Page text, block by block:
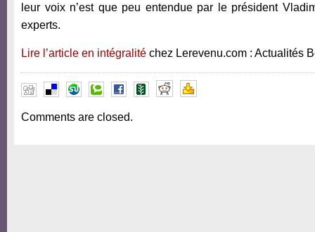
leur voix n’est que peu entendue par le président
experts.
Lire l’article en intégralité chez Lerevenu.com : Actualités
Comments are closed.